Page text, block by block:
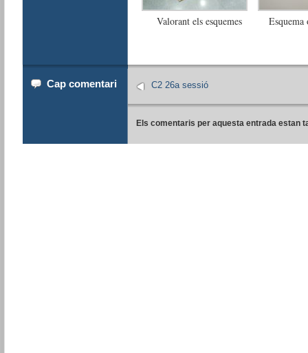
Valorant els esquemes Esquema
Cap comentari C2 26a sessió
Els comentaris per aquesta entrada estan